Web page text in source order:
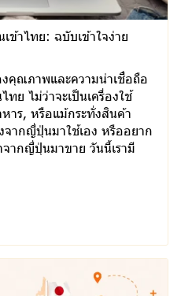
ข้าไทย: ฉบับเข้าใจง่าย
คุณภาพและความน่าเชื่อถือ
ย ไม่ว่าจะเป็นเครื่องใช้
าร, หรือแม้กระทั่งสินค้า
ากญี่ปุ่นมาใช้เอง หรืออยาก
ากญี่ปุ่นมาขาย วันนี้เรามี